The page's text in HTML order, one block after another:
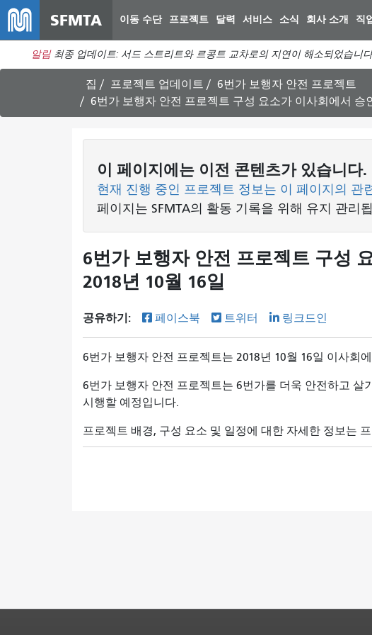
SFMTA 이동 수단 프로젝트 달력 서비스 소식 회사 소개 직
알림 최종 업데이트: 서드 스트리트와 르콩트 교차로의 지연이 해소되었습니
집 프로젝트 업데이트
6번가 보행자 안전 프로젝트
6번가 보행자 안전 프로젝트 구성 요소가 이사회에서 승
이 페이지에는 이전 콘텐츠가 있습니다.
현재 진행 중인 프로젝트 정보는 이 페이지의 관
페이지는 SFMTA의 활동 기록을 위해 유지 관리
6번가 보행자 안전 프로젝트 구성
2018년 10월 16일
공유하기: 페이스북 트위터 링크드인
6번가 보행자 안전 프로젝트는 2018년 10월 16일 이사회
6번가 보행자 안전 프로젝트는 6번가를 더욱 안전하고 살
시행할 예정입니다.
프로젝트 배경, 구성 요소 및 일정에 대한 자세한 정보는